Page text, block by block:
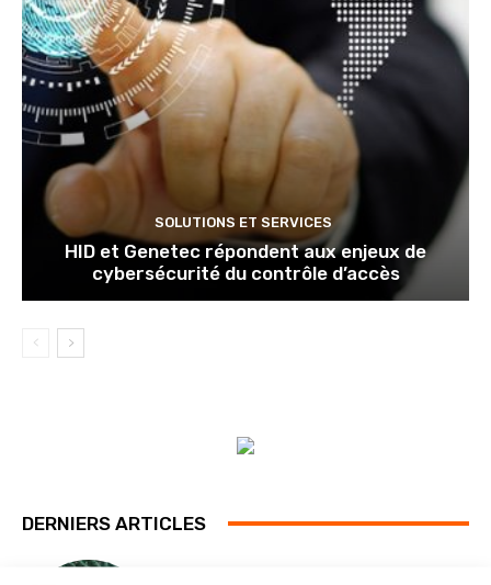
SOLUTIONS ET SERVICES
HID et Genetec répondent aux enjeux de
cybersécurité du contrôle d’accès
DERNIERS ARTICLES